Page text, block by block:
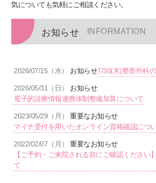
気についても気軽にご相談ください。
お知らせ INFORMATION